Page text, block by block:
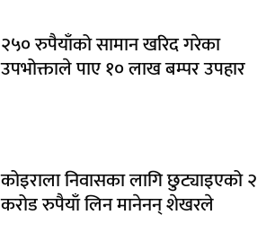
२५० रुपैयाँको सामान खरिद गरेका
उपभोक्ताले पाए १० लाख बम्पर उपहार
कोइराला निवासका लागि छुट्याइएको २
करोड रुपैयाँ लिन मानेनन् शेखरले